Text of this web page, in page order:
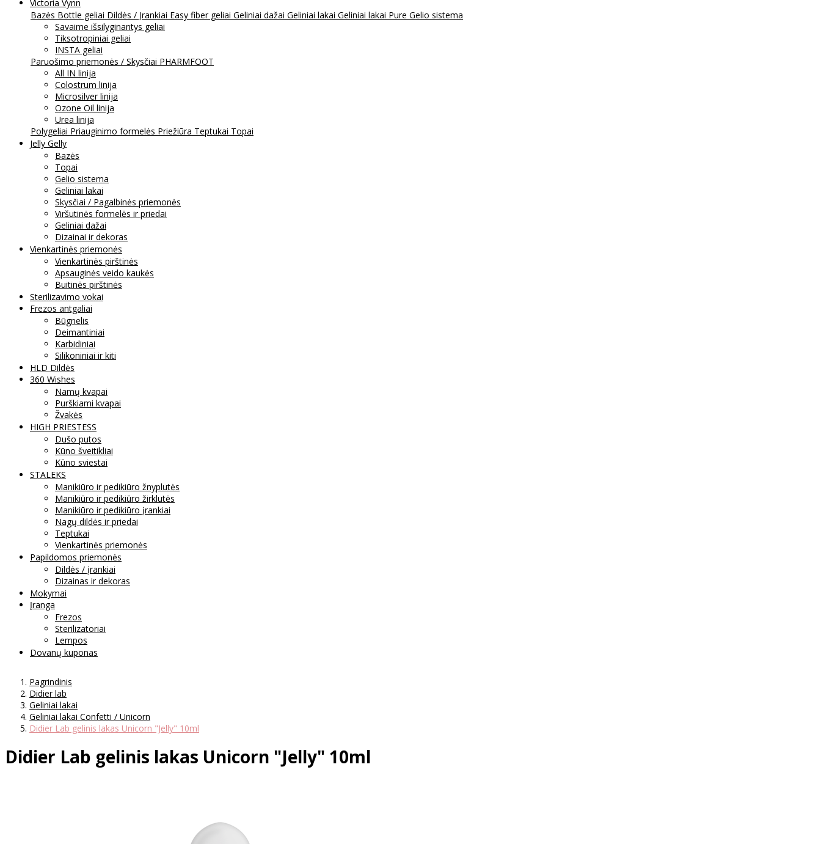
Victoria Vynn
Bazės Bottle geliai Dildės / Įrankiai Easy fiber geliai Geliniai dažai Geliniai lakai Geliniai lakai Pure Gelio sistema
Savaime išsilyginantys geliai
Tiksotropiniai geliai
INSTA geliai
Paruošimo priemonės / Skysčiai PHARMFOOT
All IN linija
Colostrum linija
Microsilver linija
Ozone Oil linija
Urea linija
Polygeliai Priauginimo formelės Priežiūra Teptukai Topai
Jelly Gelly
Bazės
Topai
Gelio sistema
Geliniai lakai
Skysčiai / Pagalbinės priemonės
Viršutinės formelės ir priedai
Geliniai dažai
Dizainai ir dekoras
Vienkartinės priemonės
Vienkartinės pirštinės
Apsauginės veido kaukės
Buitinės pirštinės
Sterilizavimo vokai
Frezos antgaliai
Būgnelis
Deimantiniai
Karbidiniai
Silikoniniai ir kiti
HLD Dildės
360 Wishes
Namų kvapai
Purškiami kvapai
Žvakės
HIGH PRIESTESS
Dušo putos
Kūno šveitikliai
Kūno sviestai
STALEKS
Manikiūro ir pedikiūro žnyplutės
Manikiūro ir pedikiūro žirklutės
Manikiūro ir pedikiūro įrankiai
Nagų dildės ir priedai
Teptukai
Vienkartinės priemonės
Papildomos priemonės
Dildės / įrankiai
Dizainas ir dekoras
Mokymai
Įranga
Frezos
Sterilizatoriai
Lempos
Dovanų kuponas
Pagrindinis
Didier lab
Geliniai lakai
Geliniai lakai Confetti / Unicorn
Didier Lab gelinis lakas Unicorn "Jelly" 10ml
Didier Lab gelinis lakas Unicorn "Jelly" 10ml